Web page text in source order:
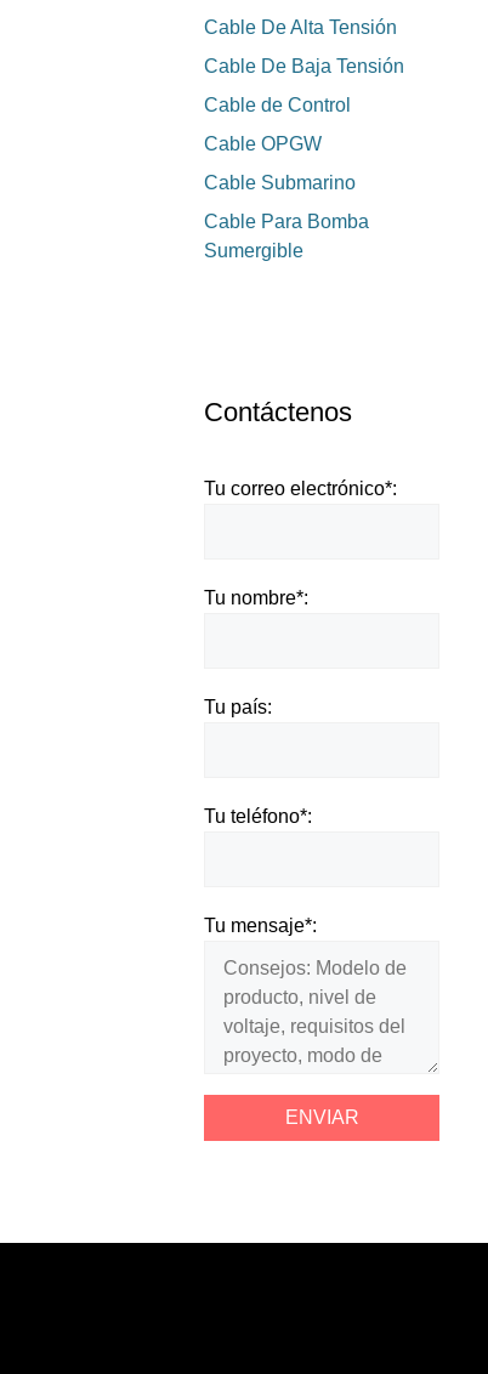
Cable De Alta Tensión
Cable De Baja Tensión
Cable de Control
Cable OPGW
Cable Submarino
Cable Para Bomba
Sumergible
Contáctenos
Tu correo electrónico*:
Tu nombre*:
Tu país:
Tu teléfono*:
Tu mensaje*: